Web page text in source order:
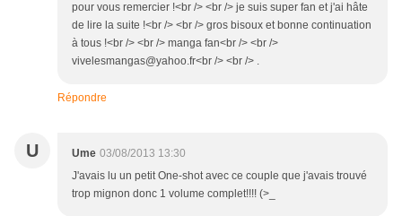
pour vous remercier !<br /> <br /> je suis super fan et j'ai hâte
de lire la suite !<br /> <br /> gros bisoux et bonne continuation
à tous !<br /> <br /> manga fan<br /> <br />
vivelesmangas@yahoo.fr<br /> <br /> .
Répondre
U Ume 03/08/2013 13:30
J'avais lu un petit One-shot avec ce couple que j'avais trouvé
trop mignon donc 1 volume complet!!!! (>_